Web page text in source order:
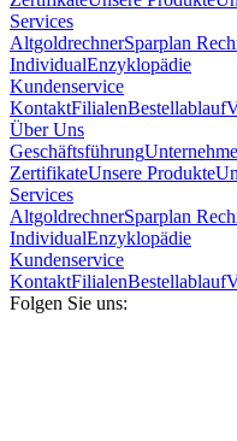
Services
AltgoldrechnerSparplan
IndividualEnzyklopädie
Kundenservice
KontaktFilialenBestellablauf
Über Uns
Geschäftsführung
ZertifikateUnsere Produkte
Services
AltgoldrechnerSparplan
IndividualEnzyklopädie
Kundenservice
KontaktFilialenBestellablauf
Folgen Sie uns: